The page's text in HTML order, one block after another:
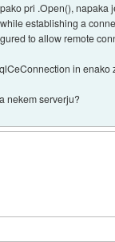
pri .Open(), napaka
establishing a
to allow remote
in
nekem serverju?